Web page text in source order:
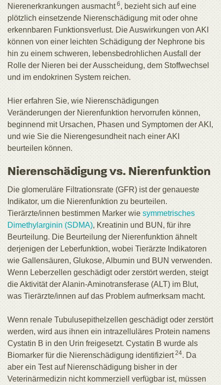
Nierenerkrankungen ausmacht6, bezieht sich auf eine
plötzlich einsetzende Nierenschädigung mit oder ohne
erkennbaren Funktionsverlust. Die Auswirkungen von AKI
können von einer leichten Schädigung der Nephrone bis
hin zu einem schweren, lebensbedrohlichen Ausfall der
Rolle der Nieren bei der Ausscheidung, dem Stoffwechsel
und im endokrinen System reichen.
Hier erfahren Sie, wie Nierenschädigungen
Veränderungen der Nierenfunktion hervorrufen können,
beginnend mit Ursachen, Phasen und Symptomen der AKI,
und wie Sie die Nierengesundheit nach einer AKI
beurteilen können.
Nierenschädigung vs. Nierenfunktion
Die glomeruläre Filtrationsrate (GFR) ist der genaueste
Indikator, um die Nierenfunktion zu beurteilen.
Tierärzte/innen bestimmen Marker wie symmetrisches
Dimethylarginin (SDMA), Kreatinin und BUN, für ihre
Beurteilung. Die Beurteilung der Nierenfunktion ähnelt
derjenigen der Leberfunktion, wobei Tierärzte Indikatoren
wie Gallensäuren, Glukose, Albumin und BUN verwenden.
Wenn Leberzellen geschädigt oder zerstört werden, steigt
die Aktivität der Alanin-Aminotransferase (ALT) im Blut,
was Tierärzte/innen auf das Problem aufmerksam macht.
Wenn renale Tubulusepithelzellen geschädigt oder zerstört
werden, wird aus ihnen ein intrazelluläres Protein namens
Cystatin B in den Urin freigesetzt. Cystatin B wurde als
Biomarker für die Nierenschädigung identifiziert24. Da
aber ein Test auf Nierenschädigung bisher in der
Veterinärmedizin nicht kommerziell verfügbar ist, müssen